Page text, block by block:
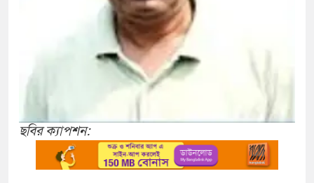
ছবির ক্যাপশন: